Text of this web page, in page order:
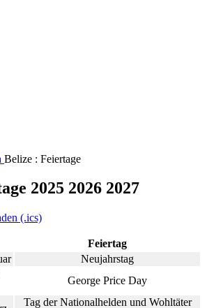
Belize : Feiertage
2025 2026 2027
(.ics)
Feiertag
Neujahrstag
George Price Day
Tag der Nationalhelden und Wohltäter